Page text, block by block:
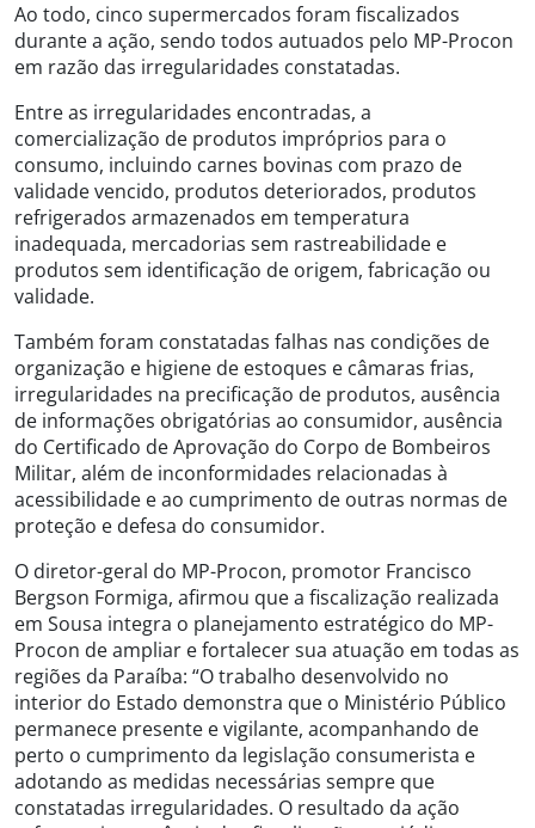
Ao todo, cinco supermercados foram fiscalizados
durante a ação, sendo todos autuados pelo MP-Procon
em razão das irregularidades constatadas.
Entre as irregularidades encontradas, a
comercialização de produtos impróprios para o
consumo, incluindo carnes bovinas com prazo de
validade vencido, produtos deteriorados, produtos
refrigerados armazenados em temperatura
inadequada, mercadorias sem rastreabilidade e
produtos sem identificação de origem, fabricação ou
validade.
Também foram constatadas falhas nas condições de
organização e higiene de estoques e câmaras frias,
irregularidades na precificação de produtos, ausência
de informações obrigatórias ao consumidor, ausência
do Certificado de Aprovação do Corpo de Bombeiros
Militar, além de inconformidades relacionadas à
acessibilidade e ao cumprimento de outras normas de
proteção e defesa do consumidor.
O diretor-geral do MP-Procon, promotor Francisco
Bergson Formiga, afirmou que a fiscalização realizada
em Sousa integra o planejamento estratégico do MP-
Procon de ampliar e fortalecer sua atuação em todas as
regiões da Paraíba: “O trabalho desenvolvido no
interior do Estado demonstra que o Ministério Público
permanece presente e vigilante, acompanhando de
perto o cumprimento da legislação consumerista e
adotando as medidas necessárias sempre que
constatadas irregularidades. O resultado da ação